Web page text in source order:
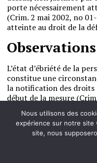
porte nécessairement
(Crim. 2 mai 2002, no
atteinte au droit de la
Observations
L’état d’ébriété de la
constitue une
la notification des droits
début de la mesure
La seule référence à
pas de caractériser
Indépendamment de la
le gardé à vue est en
portée de la notification
Nous utilisons des
expérience sur notre site
site, nous